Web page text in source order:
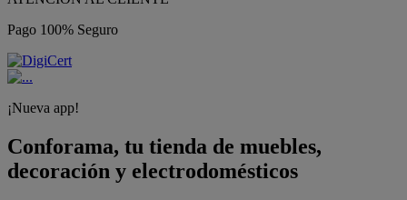
Pago 100% Seguro
¡Nueva app!
Conforama, tu tienda de muebles,
decoración y electrodomésticos